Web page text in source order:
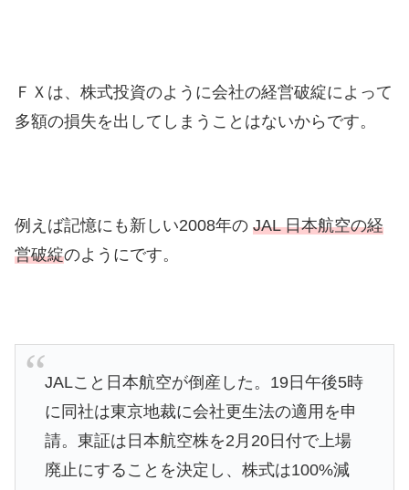
ＦＸは、株式投資のように会社の経営破綻によって
多額の損失を出してしまうことはないからです。
例えば記憶にも新しい2008年の JAL 日本航空の経
営破綻のようにです。
JALこと日本航空が倒産した。19日午後5時
に同社は東京地裁に会社更生法の適用を申
請。東証は日本航空株を2月20日付で上場
廃止にすることを決定し、株式は100%減